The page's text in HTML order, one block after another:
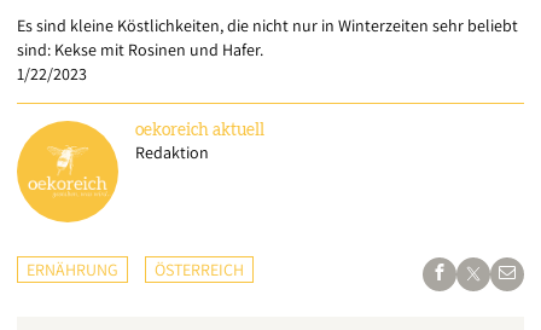
Es sind kleine Köstlichkeiten, die nicht nur in Winterzeiten sehr beliebt
sind: Kekse mit Rosinen und Hafer.
1/22/2023
oekoreich aktuell
Redaktion
ERNÄHRUNG ÖSTERREICH